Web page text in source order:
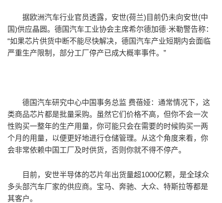
据欧洲汽车行业官员透露，安世(荷兰)目前仍未向安世(中
国)供应晶圆。德国汽车工业协会主席希尔德加德·米勒警告称：
“如果芯片供货中断不能尽快解决，德国汽车产业短期内会面临
严重生产限制，部分工厂停产已成大概率事件。”
德国汽车研究中心中国事务总监 费蓓娅：通常情况下，这
类商品芯片都是批量采购。虽然它们价格不高，但你不会一次
性购买一整年的生产用量，你可能只会在需要的时候购买一两
个月的用量，以便更好地进行仓储管理。从这个角度来看，你
会非常依赖中国工厂及时供货，否则你就不得不停产。
目前，安世半导体的芯片年出货量超1000亿颗，是全球众
多头部汽车厂家的供应商。宝马、奔驰、大众、特斯拉等都是
其客户。